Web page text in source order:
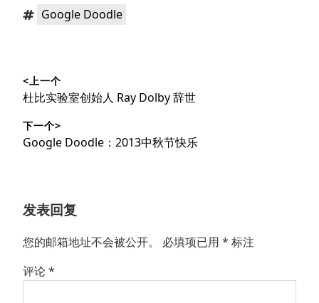
标 Google Doodle
章
导
航
<上一个
上
文
章：
杜比实验室创始人 Ray Dolby 辞世
下一个>
下
Google Doodle：2013中秋节快乐
发表回复
您的邮箱地址不会被公开。 必填项已用 * 标注
评论*